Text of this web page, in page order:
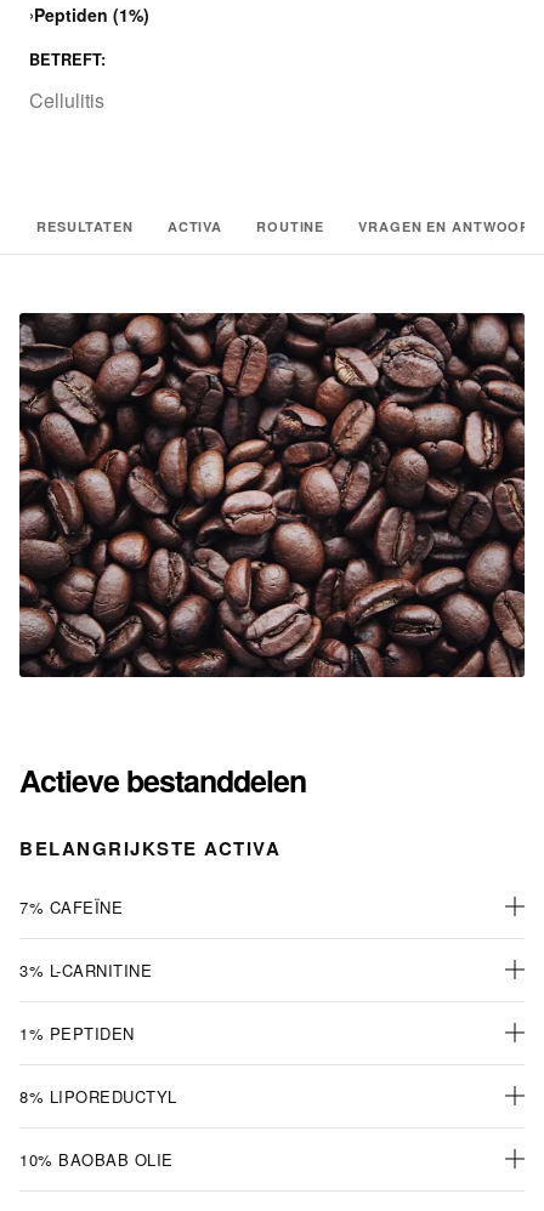
›Peptiden (1%)
BETREFT:
Cellulitis
RESULTATEN ACTIVA ROUTINE VRAGEN EN
Actieve bestanddelen
BELANGRIJKSTE ACTIVA
7% CAFEÏNE
3% L-CARNITINE
1% PEPTIDEN
8% LIPOREDUCTYL
10% BAOBAB OLIE